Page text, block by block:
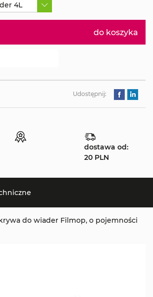
do koszyka
4L
Udostępnij:
dostawa od:
20 PLN
do wiader Filmop, o pojemności